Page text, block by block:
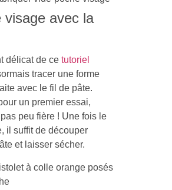
visage avec la
délicat de ce tutoriel
tracer une forme
avec le fil de pâte.
un premier essai,
peu fière ! Une fois le
il suffit de découper
et laisser sécher.